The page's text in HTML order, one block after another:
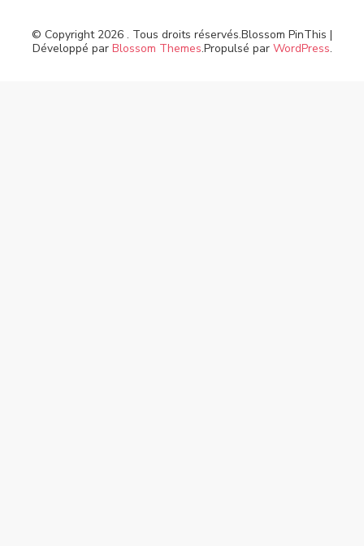
© Copyright 2026 . Tous droits réservés.Blossom PinThis |
Développé par Blossom Themes.Propulsé par WordPress.